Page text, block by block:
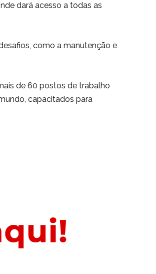
dará acesso a todas as
como a manutenção e
de 60 postos de trabalho
capacitados para